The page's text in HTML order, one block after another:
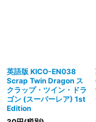
英語版 KICO-EN038
Scrap Twin Dragon ス
クラップ・ツイン・ドラ
ゴン (スーパーレア) 1st
Edition